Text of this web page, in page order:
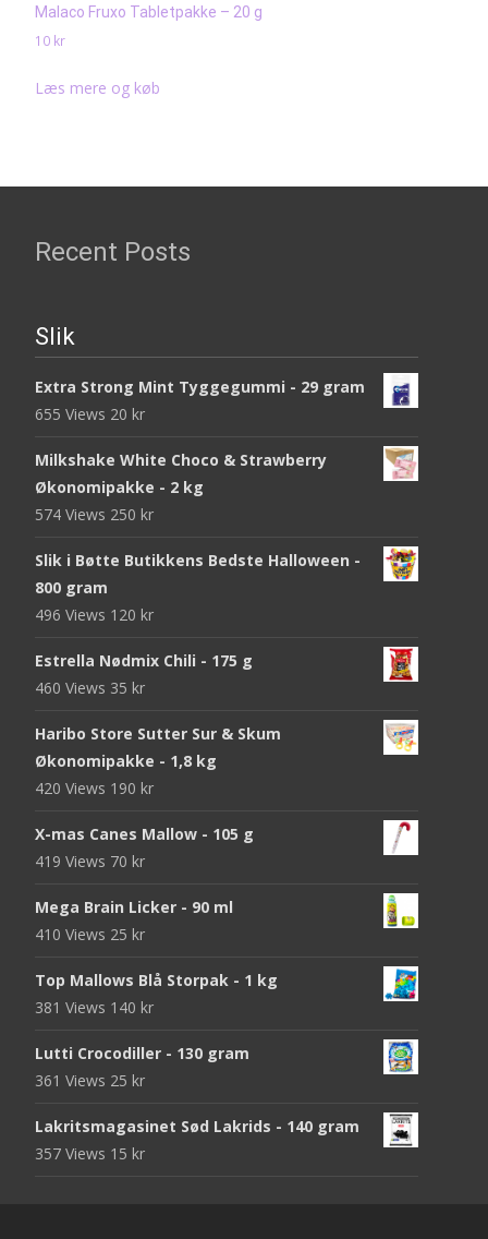
Malaco Fruxo Tabletpakke – 20 g
10 kr
Læs mere og køb
Recent Posts
Slik
Extra Strong Mint Tyggegummi - 29 gram
655 Views 20 kr
Milkshake White Choco & Strawberry
Økonomipakke - 2 kg
574 Views 250 kr
Slik i Bøtte Butikkens Bedste Halloween -
800 gram
496 Views 120 kr
Estrella Nødmix Chili - 175 g
460 Views 35 kr
Haribo Store Sutter Sur & Skum
Økonomipakke - 1,8 kg
420 Views 190 kr
X-mas Canes Mallow - 105 g
419 Views 70 kr
Mega Brain Licker - 90 ml
410 Views 25 kr
Top Mallows Blå Storpak - 1 kg
381 Views 140 kr
Lutti Crocodiller - 130 gram
361 Views 25 kr
Lakritsmagasinet Sød Lakrids - 140 gram
357 Views 15 kr